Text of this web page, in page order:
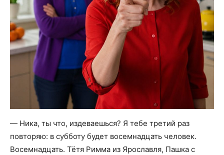
— Ника, ты что, издеваешься? Я тебе третий раз
повторяю: в субботу будет восемнадцать человек.
Восемнадцать. Тётя Римма из Ярославля, Пашка с